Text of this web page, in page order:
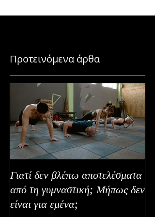
Προτεινόμενα άρθα
Γιατί δεν βλέπω αποτελέσματα
από τη γυμναστική; Μήπως δεν
είναι για εμένα;